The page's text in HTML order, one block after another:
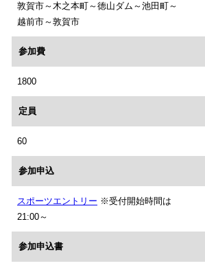
敦賀市～木之本町～徳山ダム～池田町～
越前市～敦賀市
参加費
1800
定員
60
参加申込
スポーツエントリー ※受付開始時間は
21:00～
参加申込書